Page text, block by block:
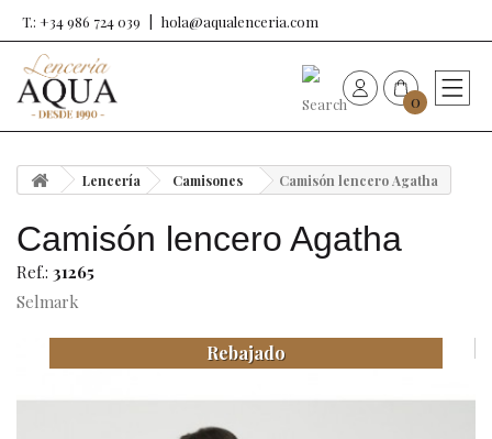
T.: +34 986 724 039 hola@aqualenceria.com
0
Lencería Camisones Camisón lencero Agatha
Camisón lencero Agatha
Ref.: 31265
Selmark
Rebajado